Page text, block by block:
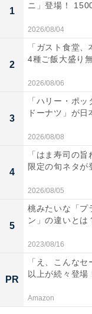
(c)2008 Studio Ghibli・
作り方はとても
でふたをし、その
要です。停電の
的でした。
鍋でゆでること
とで、おそらく
でしょうか。早速
1
ニ」登場！
2026/08/04
2
「ガスト食堂
4種ご飯大盛り
2026/08/06
3
「ハリー・ポ
ドーナツ」が
2026/08/08
4
「はま寿司の
限定の旬ネタが
2026/08/05
5
桃みたいな「プ
ン」の違いと
2023/08/16
PR
「え、こんな
以上が続々登
Amazon